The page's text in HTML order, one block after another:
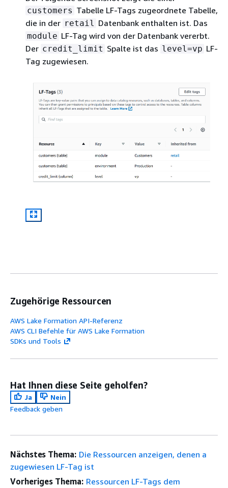
customers Tabelle LF-Tags zugeordnete Tabelle,
die in der retail Datenbank enthalten ist. Das
module LF-Tag wird von der Datenbank vererbt.
Der credit_limit Spalte ist das level=vp LF-
Tag zugewiesen.
Zugehörige Ressourcen
AWS Lake Formation API-Referenz
AWS CLI Befehle für AWS Lake Formation
SDKs und Tools
Hat Ihnen diese Seite geholfen?
Ja
Nein
Feedback geben
Nächstes Thema: Die Ressourcen anzeigen, denen a
zugewiesen LF-Tag ist
Vorheriges Thema: Ressourcen LF-Tags dem